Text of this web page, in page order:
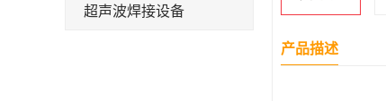
超声波焊接设备
产品描述